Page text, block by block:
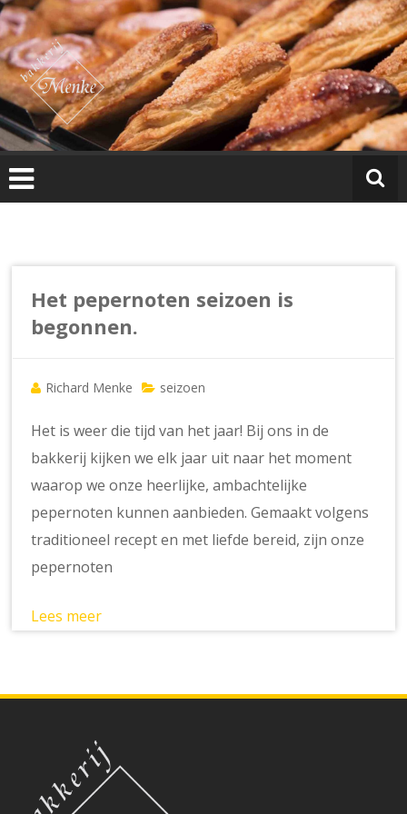
Ga
naar
de
inhoud
B
a
k
k
e
ri
e
e
Het pepernoten seizoen is
begonnen.
Richard Menke seizoen
Het is weer die tijd van het jaar! Bij ons in de
bakkerij kijken we elk jaar uit naar het moment
waarop we onze heerlijke, ambachtelijke
pepernoten kunnen aanbieden. Gemaakt volgens
traditioneel recept en met liefde bereid, zijn onze
pepernoten
Lees meer